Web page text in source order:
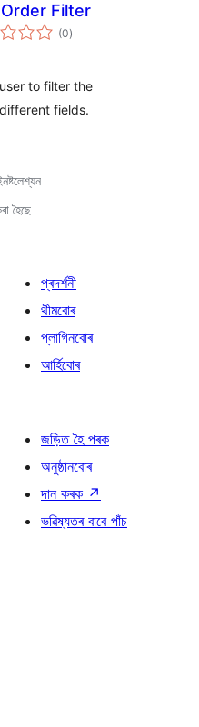
Filter
(0টা
মুঠ)
to filter the
fields.
হৈছে
প্ৰদৰ্শনী
থীমবোৰ
প্লাগিনবোৰ
আৰ্হিবোৰ
জড়িত হৈ পৰক
অনুষ্ঠানবোৰ
দান কৰক ↗
ভৱিষ্যতৰ বাবে পাঁচ